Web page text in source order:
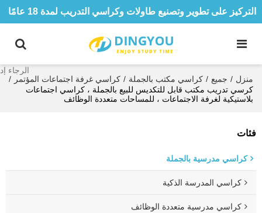
التركيز على تطوير وتصنيع طاولات وكراسي التدريب لمدة 18 عامًا
منزل / جميع / كراسي مكتب بالجملة / كراسي غرفة اجتماعات المؤتمر /
كرسي تدريب مكتب قابل للتكديس للبيع بالجملة ، كراسي اجتماعات
بلاستيكية لغرفة الاجتماعات ، للمساحات متعددة الوظائف
فئات
كراسي مدرسية بالجملة
كراسي المدرسة الذكية
كراسي مدرسية متعددة الوظائف